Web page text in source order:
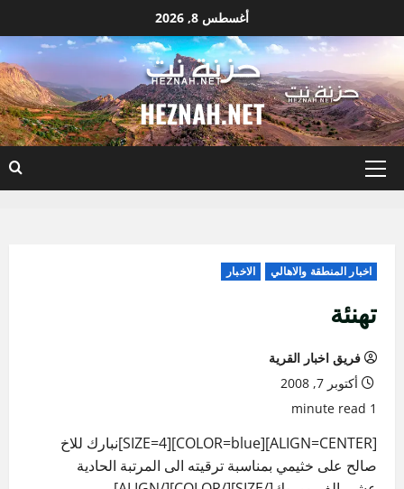
إلى
أغسطس 8, 2026
HEZNAH.NET
القائمة
اخبار المنطقة والاهالي الاخبار
تهنئة
فريق اخبار القرية
أكتوبر 7, 2008
1 minute read
[ALIGN=CENTER][COLOR=blue][SIZE=4]نبارك للاخ
صالح على خثيمي بمناسبة ترقيته الى المرتبة الحادية